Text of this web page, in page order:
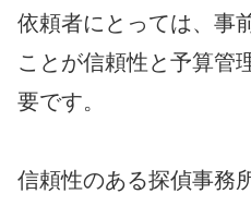
依頼者にとっては、事
ことが信頼性と予算管
要です。
信頼性のある探偵事務